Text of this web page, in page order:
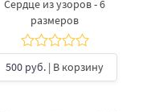
Сердце из узоров - 6
размеров
500 руб. | В корзину